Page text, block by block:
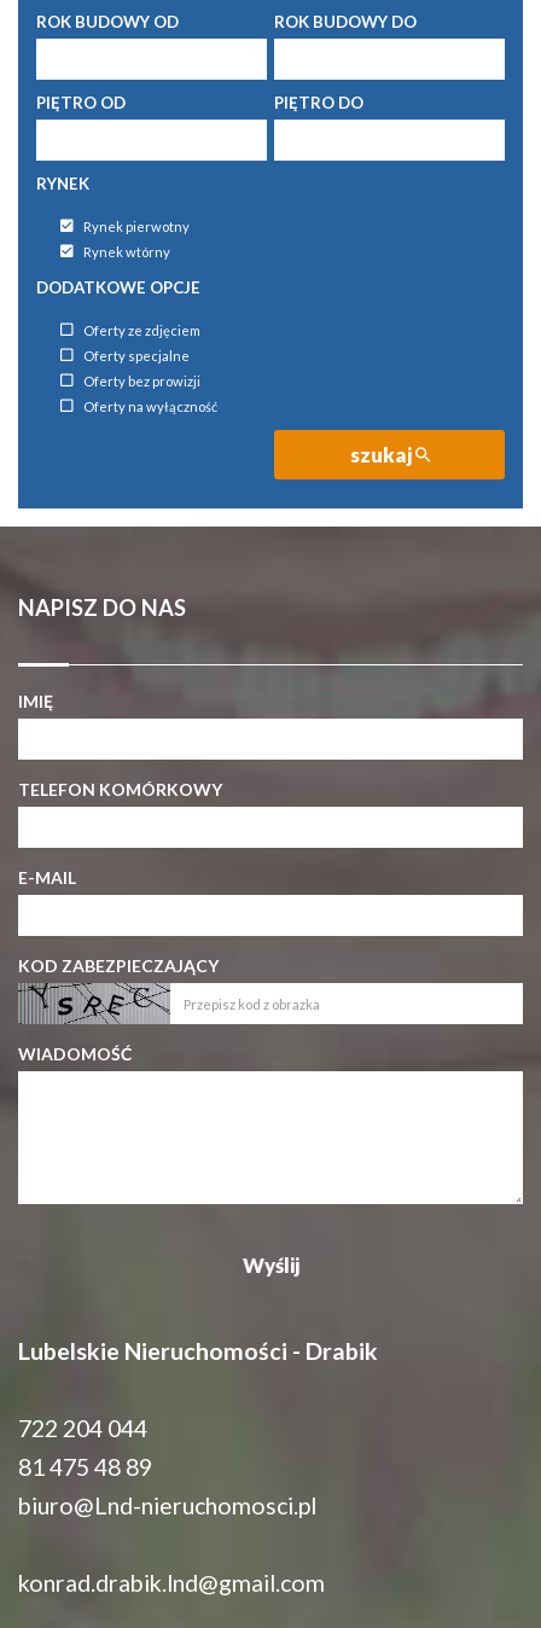
6 pokoi 6 pokoi
ROK BUDOWY OD ROK BUDOWY DO
PIĘTRO OD PIĘTRO DO
RYNEK
Rynek pierwotny
Rynek wtórny
DODATKOWE OPCJE
Oferty ze zdjęciem
Oferty specjalne
Oferty bez prowizji
Oferty na wyłączność
szukaj
NAPISZ DO NAS
IMIĘ
TELEFON KOMÓRKOWY
E-MAIL
KOD ZABEZPIECZAJĄCY
WIADOMOŚĆ
Lubelskie Nieruchomości - Drabik
722 204 044
81 475 48 89
biuro@Lnd-nieruchomosci.pl
konrad.drabik.lnd@gmail.com